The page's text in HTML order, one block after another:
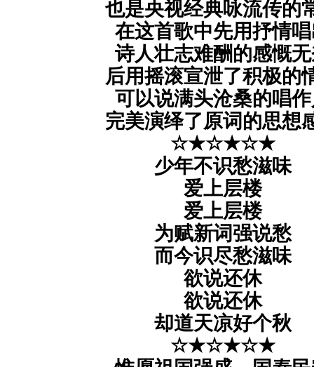
也是央视经典咏流传的
在这首歌中先用抒情
诗人壮志难酬的感慨
后用摇滚宣泄了积极的
可以说满头沧桑的唱
完美演绎了原词的思想
☆★☆★☆★
少年不识愁滋味
爱上层楼
爱上层楼
为赋新词强说愁
而今识尽愁滋味
欲说还休
欲说还休
却道天凉好个秋
☆★☆★☆★